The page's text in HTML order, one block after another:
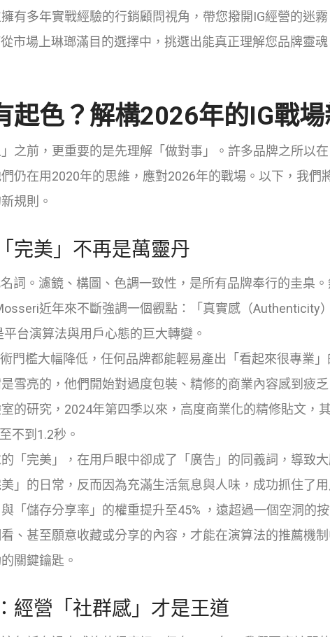
有多年實戰經驗的行銷顧問視角，帶您撥開IG經營的迷
市場上琳瑯滿目的選擇中，挑選出能真正理解您品牌靈
起色？解構2026年的IG戰場
之前，更重要的是先理解「做對事」。許多品牌之所以
仍在用2020年的思維，應對2026年的戰場。以下，我們
規則。
完美」不再是萬靈丹
詞。濾鏡、構圖、色調一致性，是所有品牌奉行的圭臬
近年來不斷強調一個觀點：「真實感（Authenticity
台演算法與用戶心態的巨大轉變。
門檻大幅降低，任何品牌都能輕易產出「看起來很專業
雪亮的，他們開始對過度包裝、精修的商業內容感到疲
的研究，2024年第四季以來，高度商業化的精修貼文，
不到1.2秒。
「完美」，在用戶眼中卻成了「廣告」的同義詞，導致
」的日常，反而因為充滿生活氣息與人味，成功抓住了
「儲存分享率」的權重提升至45% ，遠超過一個空洞的
、甚至願意收藏或分享的內容，才能在演算法的推薦機
關鍵鑰匙。
經營「社群感」才是王道